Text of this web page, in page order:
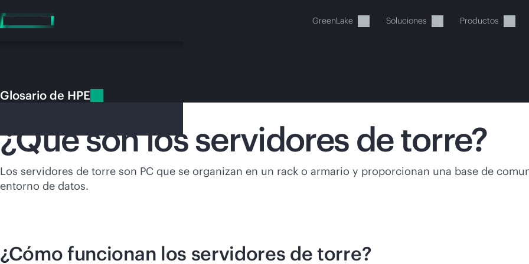
al
contenido
GreenLake Soluciones Productos
En estos momentos, tu cesta está
Glosario de HPE
¿Qué son los servidores de torre?
Los servidores de torre son PC que se organizan en un rack o armario y proporcionan una base de
entorno de datos.
¿Cómo funcionan los servidores de torre?